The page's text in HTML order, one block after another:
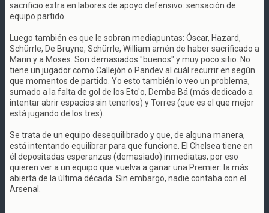
sacrificio extra en labores de apoyo defensivo: sensación de
equipo partido.
Luego también es que le sobran mediapuntas: Óscar, Hazard,
Schürrle, De Bruyne, Schürrle, William amén de haber sacrificado a
Marin y a Moses. Son demasiados "buenos" y muy poco sitio. No
tiene un jugador como Callejón o Pandev al cuál recurrir en según
que momentos de partido. Yo esto también lo veo un problema,
sumado a la falta de gol de los Eto'o, Demba Bá (más dedicado a
intentar abrir espacios sin tenerlos) y Torres (que es el que mejor
está jugando de los tres).
Se trata de un equipo desequilibrado y que, de alguna manera,
está intentando equilibrar para que funcione. El Chelsea tiene en
él depositadas esperanzas (demasiado) inmediatas; por eso
quieren ver a un equipo que vuelva a ganar una Premier: la más
abierta de la última década. Sin embargo, nadie contaba con el
Arsenal.